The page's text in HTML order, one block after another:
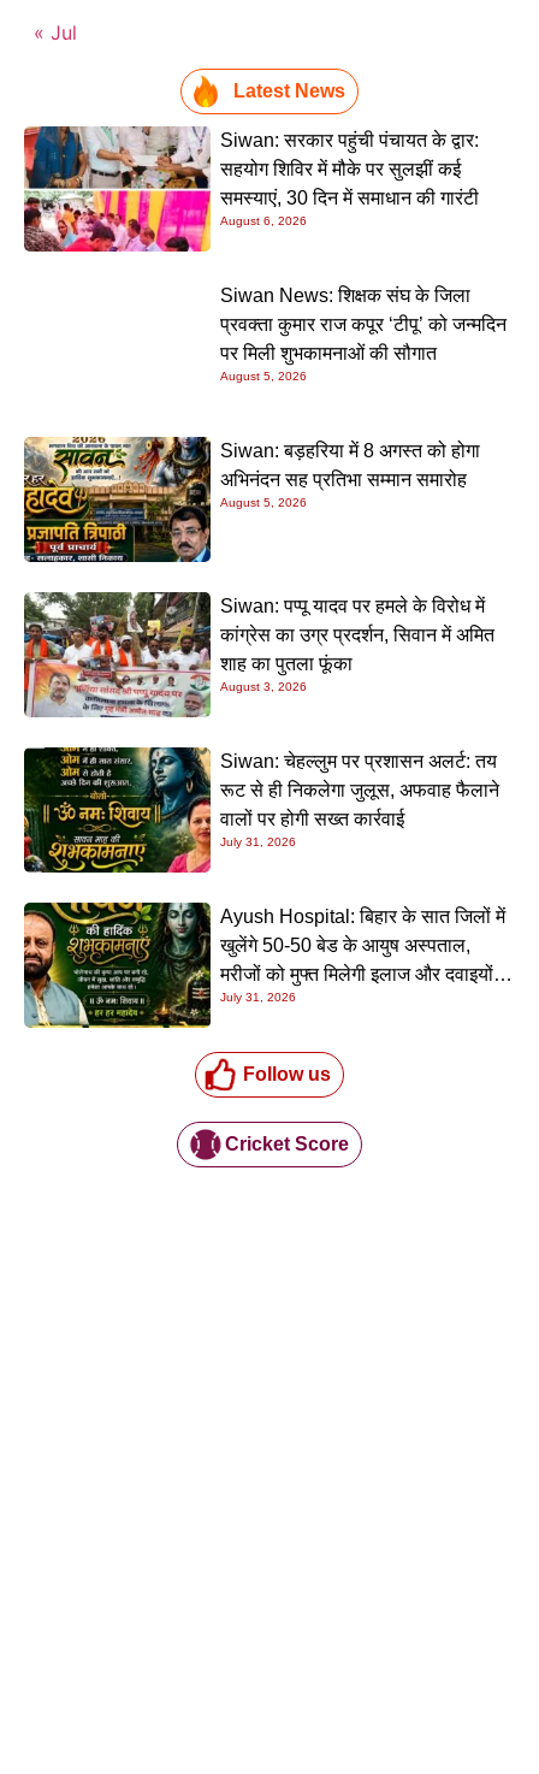
« Jul
Latest News
Siwan: सरकार पहुंची पंचायत के द्वार:
सहयोग शिविर में मौके पर सुलझीं कई
समस्याएं, 30 दिन में समाधान की गारंटी
August 6, 2026
Siwan News: शिक्षक संघ के जिला
प्रवक्ता कुमार राज कपूर ‘टीपू’ को जन्मदिन
पर मिली शुभकामनाओं की सौगात
August 5, 2026
Siwan: बड़हरिया में 8 अगस्त को होगा
अभिनंदन सह प्रतिभा सम्मान समारोह
August 5, 2026
Siwan: पप्पू यादव पर हमले के विरोध में
कांग्रेस का उग्र प्रदर्शन, सिवान में अमित
शाह का पुतला फूंका
August 3, 2026
Siwan: चेहल्लुम पर प्रशासन अलर्ट: तय
रूट से ही निकलेगा जुलूस, अफवाह फैलाने
वालों पर होगी सख्त कार्रवाई
July 31, 2026
Ayush Hospital: बिहार के सात जिलों में
खुलेंगे 50-50 बेड के आयुष अस्पताल,
मरीजों को मुफ्त मिलेगी इलाज और दवाइयों
की सुविधा
July 31, 2026
Follow us
Cricket Score